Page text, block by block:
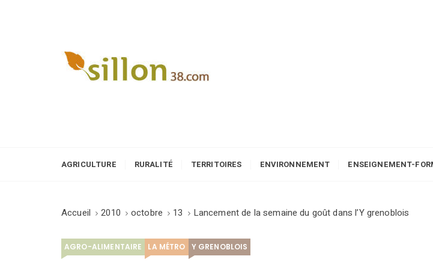
AGRICULTURE RURALITÉ TERRITOIRES ENVIRONNEMENT ENSEIGNEMENT-
Accueil 2010 octobre 13 Lancement de la semaine du goût dans l’Y grenoblois
AGRO-ALIMENTAIRE LA MÉTRO Y GRENOBLOIS